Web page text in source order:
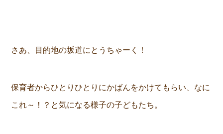
さあ、目的地の坂道にとうちゃーく！
保育者からひとりひとりにかばんをかけてもらい、なに
これ～！？と気になる様子の子どもたち。